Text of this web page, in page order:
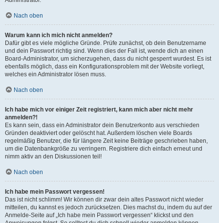
Nach oben
Warum kann ich mich nicht anmelden?
Dafür gibt es viele mögliche Gründe. Prüfe zunächst, ob dein Benutzername
und dein Passwort richtig sind. Wenn dies der Fall ist, wende dich an einen
Board-Administrator, um sicherzugehen, dass du nicht gesperrt wurdest. Es ist
ebenfalls möglich, dass ein Konfigurationsproblem mit der Website vorliegt,
welches ein Administrator lösen muss.
Nach oben
Ich habe mich vor einiger Zeit registriert, kann mich aber nicht mehr
anmelden?!
Es kann sein, dass ein Administrator dein Benutzerkonto aus verschieden
Gründen deaktiviert oder gelöscht hat. Außerdem löschen viele Boards
regelmäßig Benutzer, die für längere Zeit keine Beiträge geschrieben haben,
um die Datenbankgröße zu verringern. Registriere dich einfach erneut und
nimm aktiv an den Diskussionen teil!
Nach oben
Ich habe mein Passwort vergessen!
Das ist nicht schlimm! Wir können dir zwar dein altes Passwort nicht wieder
mitteilen, du kannst es jedoch zurücksetzen. Dies machst du, indem du auf der
Anmelde-Seite auf „Ich habe mein Passwort vergessen“ klickst und den